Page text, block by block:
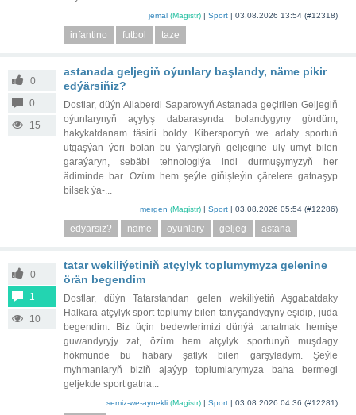
jemal (Magistr) |Sport | 03.08.2026 13:54 (#12318)
infantino futbol taze
0
0
15
astanada geljegiň oýunlary başlandy, näme pikir
edýärsiňiz?
Dostlar, düýn Allaberdi Saparowyň Astanada geçirilen Geljegiň
oýunlarynyň açylyş dabarasynda bolandygyny gördüm,
hakykatdanam täsirli boldy. Kibersportyň we adaty sportuň
utgaşýan ýeri bolan bu ýaryşlaryň geljegine uly umyt bilen
garaýaryn, sebäbi tehnologiýa indi durmuşymyzyň her
ädiminde bar. Özüm hem şeýle giňişleýin çärelere gatnaşyp
bilsek ýa-...
mergen (Magistr) |Sport | 03.08.2026 05:54 (#12286)
edyarsiz? name oyunlary geljeg astana
0
1
10
tatar wekiliýetiniň atçylyk toplumymyza gelenine
örän begendim
Dostlar, düýn Tatarstandan gelen wekiliýetiň Aşgabatdaky
Halkara atçylyk sport toplumy bilen tanyşandygyny eşidip, juda
begendim. Biz üçin bedewlerimizi dünýä tanatmak hemişe
guwandyryjy zat, özüm hem atçylyk sportunyň muşdagy
hökmünde bu habary şatlyk bilen garşyladym. Şeýle
myhmanlaryň biziň ajaýyp toplumlarymyza baha bermegi
geljekde sport gatna...
semiz-we-aynekli (Magistr) |Sport | 03.08.2026 04:36 (#12281)